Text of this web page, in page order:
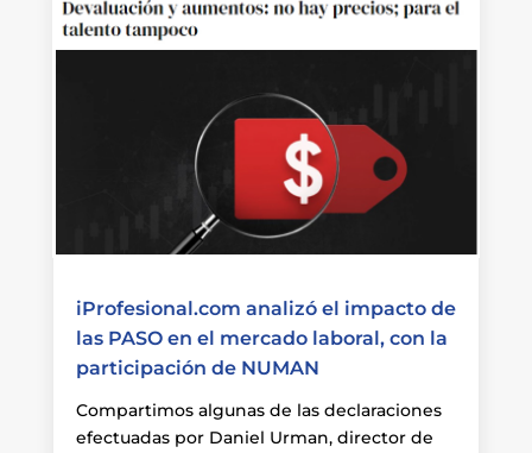
iProfesional.com analizó el impacto de
las PASO en el mercado laboral, con la
participación de NUMAN
Compartimos algunas de las declaraciones
efectuadas por Daniel Urman, director de